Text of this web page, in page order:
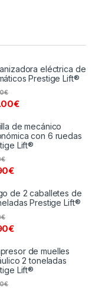
eléctrica de
Prestige Lift®
€
€
de mecánico
con 6 ruedas
Lift®
€
€
de 2 caballetes de
Prestige Lift®
€
€
de muelles
2 toneladas
Lift®
€